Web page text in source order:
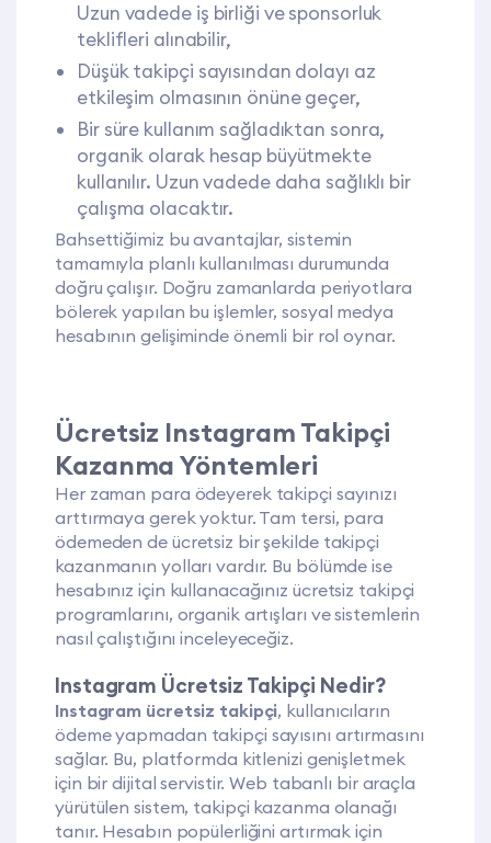
Uzun vadede iş birliği ve sponsorluk
teklifleri alınabilir,
Düşük takipçi sayısından dolayı az
etkileşim olmasının önüne geçer,
Bir süre kullanım sağladıktan sonra,
organik olarak hesap büyütmekte
kullanılır. Uzun vadede daha sağlıklı bir
çalışma olacaktır.
Bahsettiğimiz bu avantajlar, sistemin
tamamıyla planlı kullanılması durumunda
doğru çalışır. Doğru zamanlarda periyotlara
bölerek yapılan bu işlemler, sosyal medya
hesabının gelişiminde önemli bir rol oynar.
Ücretsiz Instagram Takipçi
Kazanma Yöntemleri
Her zaman para ödeyerek takipçi sayınızı
arttırmaya gerek yoktur. Tam tersi, para
ödemeden de ücretsiz bir şekilde takipçi
kazanmanın yolları vardır. Bu bölümde ise
hesabınız için kullanacağınız ücretsiz takipçi
programlarını, organik artışları ve sistemlerin
nasıl çalıştığını inceleyeceğiz.
Instagram Ücretsiz Takipçi Nedir?
Instagram ücretsiz takipçi, kullanıcıların
ödeme yapmadan takipçi sayısını artırmasını
sağlar. Bu, platformda kitlenizi genişletmek
için bir dijital servistir. Web tabanlı bir araçla
yürütülen sistem, takipçi kazanma olanağı
tanır. Hesabın popülerliğini artırmak için